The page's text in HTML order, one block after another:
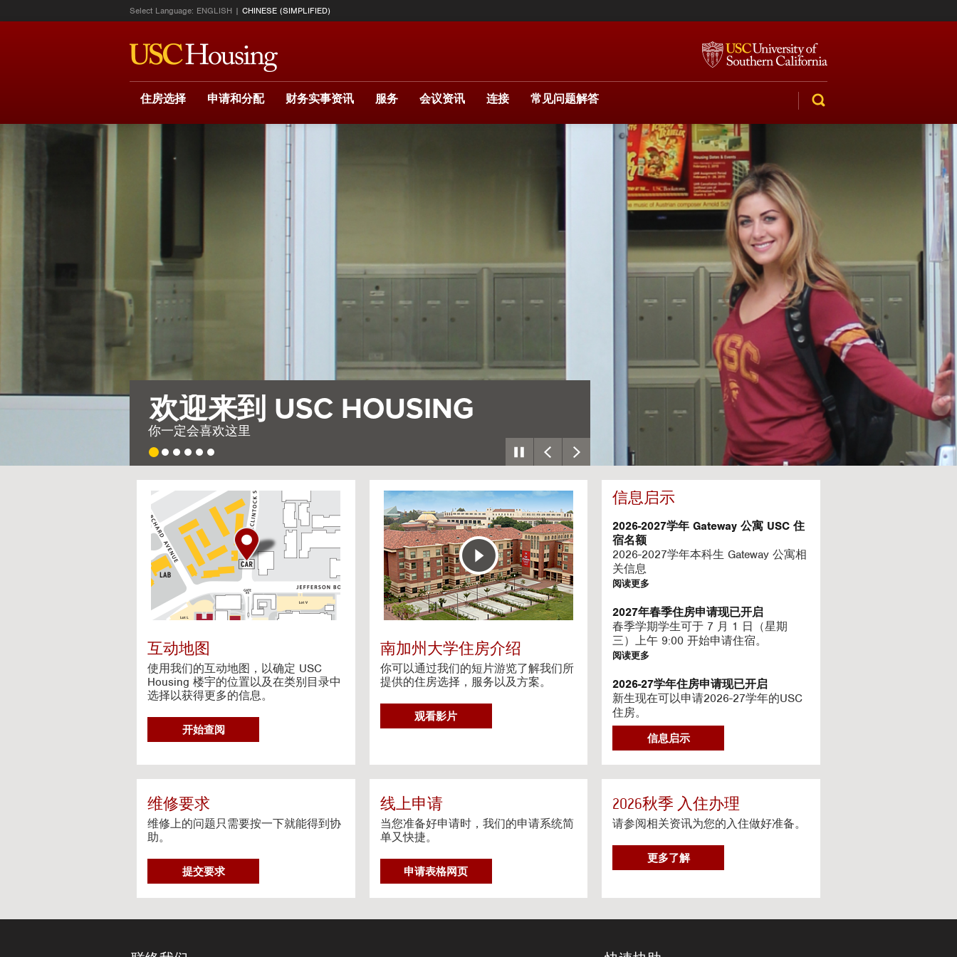
Select Language: ENGLISH CHINESE (SIMPLIFIED)
住房选择 申请和分配 财务实事资讯 服务 会议资讯 连接
常见问题解答
SEARCH
需要整个村庄
因此，我们建造了一座
USC
Housing
G
o
n
c
t
i
v
e
p
互动地图
使用我们的互动地图，以确定 USC
Housing 楼宇的位置以及在类别目录中
选择以获得更多的信息。
G
O
N
T
E
A
C
T
I
开始查阅
G
o
o
H
o
u
s
g
V
i
d
s
南加州大学住房介绍
你可以通过我们的短片游览了解我们所
提供的住房选择，服务以及方案。
G
O
U
S
I
N
G
V
I
D
观看影片
信息启示
2026-2027学年 Gateway 公寓 USC 住
宿名额
2026-2027学年本科生 Gateway 公寓相
关信息
阅读更多
2027年春季住房申请现已开启
春季学期学生可于 7 月 1 日（星期
三）上午 9:00 开始申请住宿。
阅读更多
2026-27学年住房申请现已开启
新生现在可以申请2026-27学年的USC
住房。
阅读更多
阅读更多
Gateway房源-住房续约程序UHR
Gateway apartments 将在(UHR)住房续
约程序中可用。
阅读更多
流媒体服务
信息启示
维修要求
维修上的问题只需要按一下就能得到协
助。
提交要求维
修
要
线上申请
当您准备好申请时，我们的申请系统简
单又快捷。
申请表格网页
2026秋季 入住办理
请参阅相关资讯为您的入住做好准备。
更多了解2
0
6